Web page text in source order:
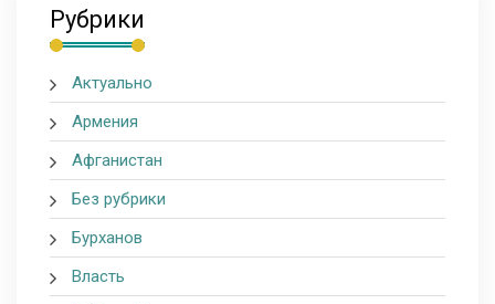
Рубрики
Актуально
Армения
Афганистан
Без рубрики
Бурханов
Власть